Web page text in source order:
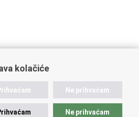
kolačiće
Ne prihvaćam
Ne prihvaćam